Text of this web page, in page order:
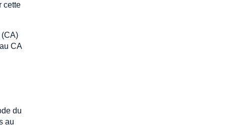
cette
(CA)
CA
du
au